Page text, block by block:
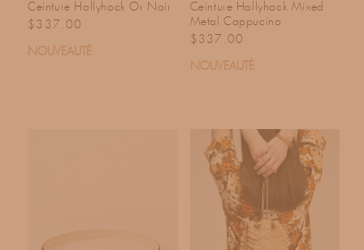
Ceinture Hollyhock Or Noir
Prix habituel
$337.00
NOUVEAUTÉ
Ceinture Hollyhock Mixed
Metal Cappucino
Prix habituel
$337.00
NOUVEAUTÉ